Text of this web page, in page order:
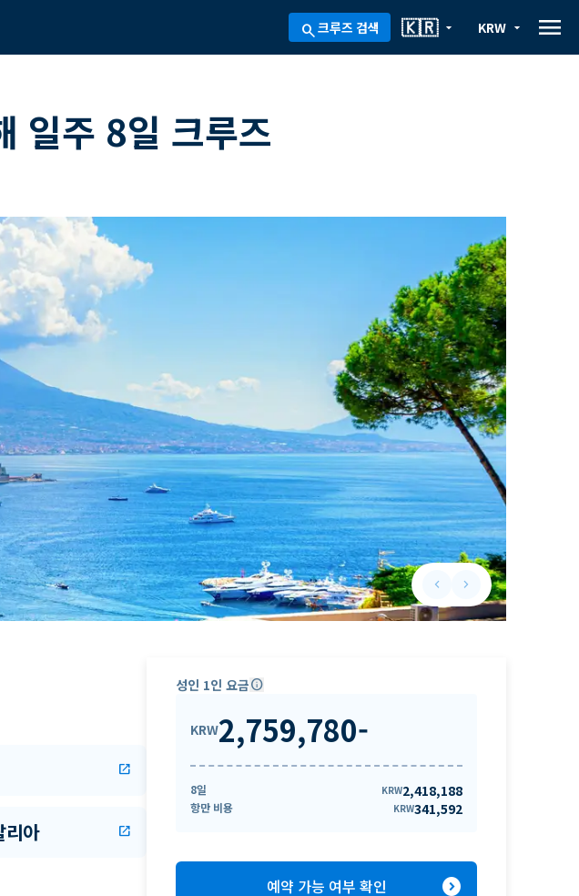
search크루즈 검색 arrow_drop_down
🇰🇷 arrow_drop_down
KRW menu
일주 8일 크루즈
keyboard_arrow_leftPrevious slide
keyboard_arrow_rightNext slide
open_in_new
리아 open_in_new
성인 1인 요금info
KRW2,759,780-
8일 KRW2,418,188
항만 비용 KRW341,592
예약 가능 여부 확인 expand_circle_right